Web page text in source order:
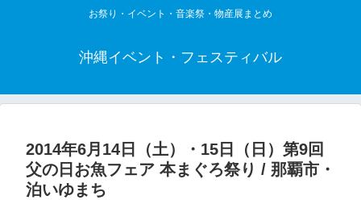
お祭り・イベント・音楽祭・物産展まとめ
沖縄イベント・フェスティバル
2014年6月14日（土）・15日（日）第9回
父の日お魚フェア 本まぐろ祭り / 那覇市・
泊いゆまち